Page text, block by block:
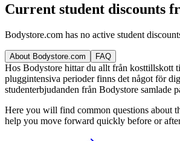
Current student discounts
Bodystore.com has no active student
About Bodystore.com FAQ
Hos Bodystore hittar du allt från kosttillskott
pluggintensiva perioder finns det något för
studenterbjudanden från Bodystore samlade
Here you will find common questions about
help you move forward quickly before or